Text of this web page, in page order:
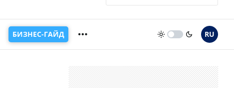
БИЗНЕС-ГАЙД RU